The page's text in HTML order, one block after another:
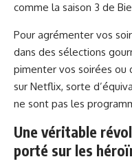
comme la saison 3 de
Pour agrémenter vos
dans des sélections
pimenter vos soirées ou
sur Netflix, sorte
ne sont pas les
Une véritable
porté sur les